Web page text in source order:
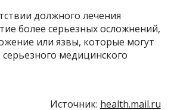
должного лечения
более серьезных осложнений,
или язвы, которые могут
медицинского
Источник: health.mail.ru